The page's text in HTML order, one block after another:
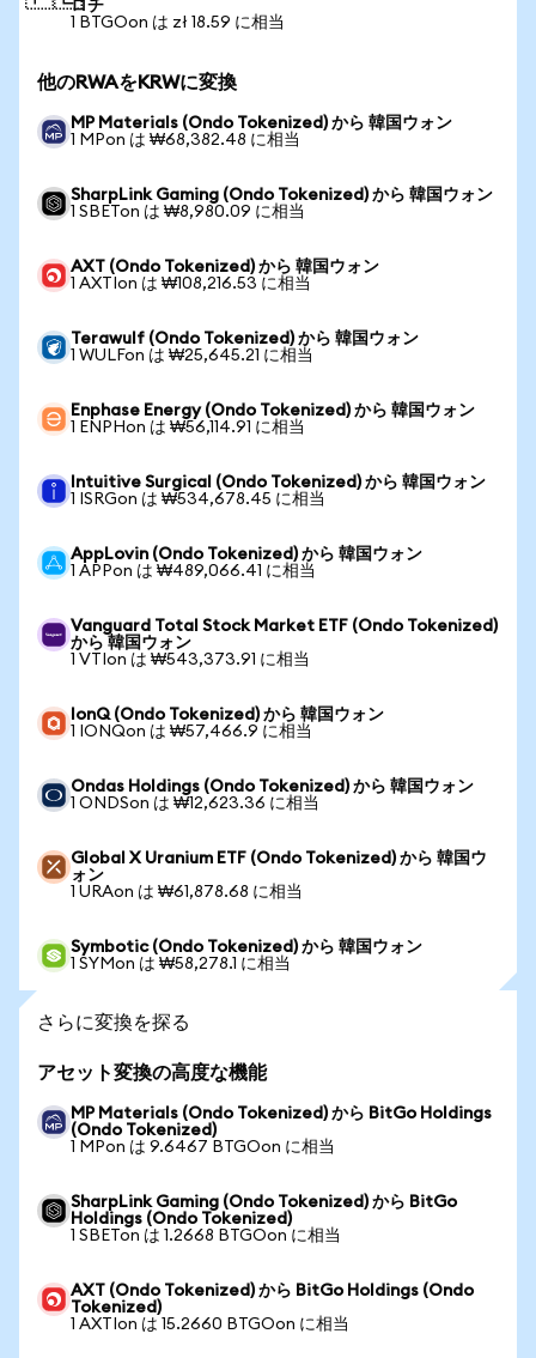
ロチ
1 BTGOon は zł 18.59 に相当
他のRWAをKRWに変換
MP Materials (Ondo Tokenized) から 韓国ウォン
1 MPon は ₩68,382.48 に相当
SharpLink Gaming (Ondo Tokenized) から 韓国ウォン
1 SBETon は ₩8,980.09 に相当
AXT (Ondo Tokenized) から 韓国ウォン
1 AXTIon は ₩108,216.53 に相当
Terawulf (Ondo Tokenized) から 韓国ウォン
1 WULFon は ₩25,645.21 に相当
Enphase Energy (Ondo Tokenized) から 韓国ウォン
1 ENPHon は ₩56,114.91 に相当
Intuitive Surgical (Ondo Tokenized) から 韓国ウォン
1 ISRGon は ₩534,678.45 に相当
AppLovin (Ondo Tokenized) から 韓国ウォン
1 APPon は ₩489,066.41 に相当
Vanguard Total Stock Market ETF (Ondo Tokenized)
から 韓国ウォン
1 VTIon は ₩543,373.91 に相当
IonQ (Ondo Tokenized) から 韓国ウォン
1 IONQon は ₩57,466.9 に相当
Ondas Holdings (Ondo Tokenized) から 韓国ウォン
1 ONDSon は ₩12,623.36 に相当
Global X Uranium ETF (Ondo Tokenized) から 韓国ウ
ォン
1 URAon は ₩61,878.68 に相当
Symbotic (Ondo Tokenized) から 韓国ウォン
1 SYMon は ₩58,278.1 に相当
さらに変換を探る
アセット変換の高度な機能
MP Materials (Ondo Tokenized) から BitGo Holdings
(Ondo Tokenized)
1 MPon は 9.6467 BTGOon に相当
SharpLink Gaming (Ondo Tokenized) から BitGo
Holdings (Ondo Tokenized)
1 SBETon は 1.2668 BTGOon に相当
AXT (Ondo Tokenized) から BitGo Holdings (Ondo
Tokenized)
1 AXTIon は 15.2660 BTGOon に相当